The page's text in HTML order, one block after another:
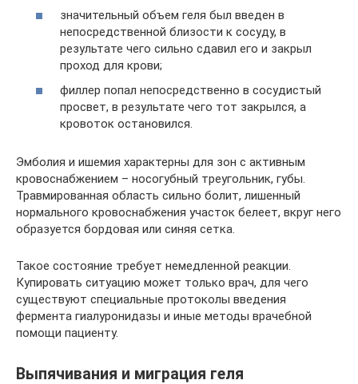
значительный объем геля был введен в
непосредственной близости к сосуду, в
результате чего сильно сдавил его и закрыл
проход для крови;
филлер попал непосредственно в сосудистый
просвет, в результате чего тот закрылся, а
кровоток остановился.
Эмболия и ишемия характерны для зон с активным
кровоснабжением – носогубный треугольник, губы.
Травмированная область сильно болит, лишенный
нормального кровоснабжения участок белеет, вкруг него
образуется бордовая или синяя сетка.
Такое состояние требует немедленной реакции.
Купировать ситуацию может только врач, для чего
существуют специальные протоколы введения
фермента гиалуронидазы и иные методы врачебной
помощи пациенту.
Выпячивания и миграция геля